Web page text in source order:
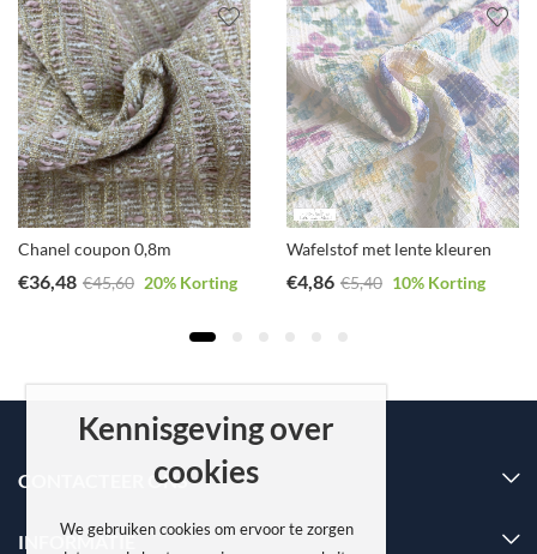
Chanel coupon 0,8m
€36,48 €45,60 20% Korting
Wafelstof met lente kleuren
€4,86 €5,40 10% Korting
CONTACTEER ONS
INFORMATIE
Kennisgeving over
cookies
We gebruiken cookies om ervoor te zorgen